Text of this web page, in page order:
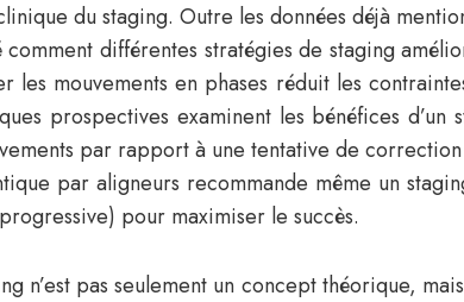
du staging. Outre les données déjà
différentes stratégies de staging
les mouvements en phases réduit les
prospectives examinent les bénéfices
par rapport à une tentative de correction
par aligneurs recommande même un
pour maximiser le succès.
n’est pas seulement un concept théorique,